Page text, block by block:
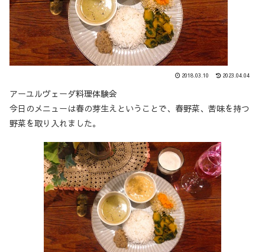
2018.03.10 2023.04.04
アーユルヴェーダ料理体験会
今日のメニューは春の芽生えということで、春野菜、苦味を持つ
野菜を取り入れました。